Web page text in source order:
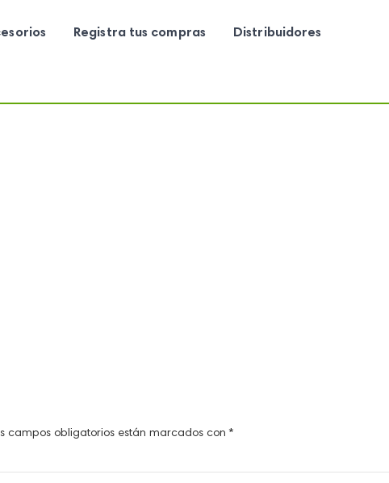
Registra tus compras Distribuidores
campos obligatorios están marcados con *